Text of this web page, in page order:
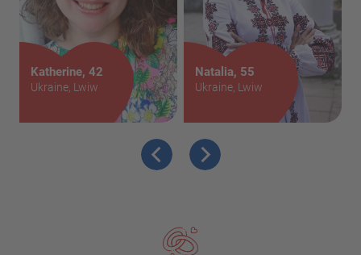
Katherine, 42
Ukraine, Lwiw
Natalia, 55
Ukraine, Lwiw